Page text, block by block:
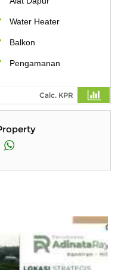
Water Heater
Balkon
Pengamanan
Calc. KPR